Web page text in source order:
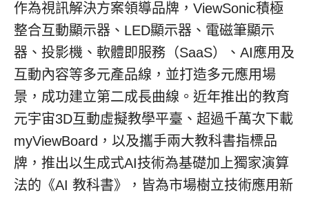
作為視訊解決方案領導品牌，ViewSonic積極
整合互動顯示器、LED顯示器、電磁筆顯示
器、投影機、軟體即服務（SaaS）、AI應用及
互動內容等多元產品線，並打造多元應用場
景，成功建立第二成長曲線。近年推出的教育
元宇宙3D互動虛擬教學平臺、超過千萬次下載
myViewBoard，以及攜手兩大教科書指標品
牌，推出以生成式AI技術為基礎加上獨家演算
法的《AI 教科書》，皆為市場樹立技術應用新